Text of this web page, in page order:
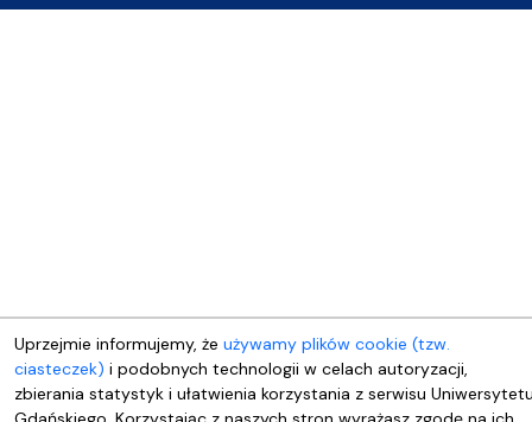
Uprzejmie informujemy, że używamy plików cookie (tzw.
ciasteczek) i podobnych technologii w celach autoryzacji,
zbierania statystyk i ułatwienia korzystania z serwisu